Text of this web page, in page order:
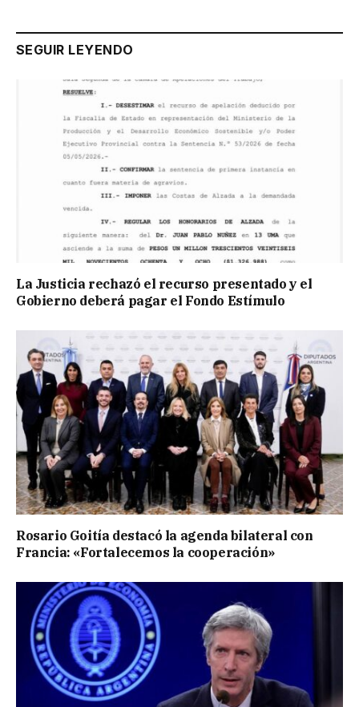
SEGUIR LEYENDO
La Justicia rechazó el recurso presentado y el
Gobierno deberá pagar el Fondo Estímulo
Rosario Goitía destacó la agenda bilateral con
Francia: «Fortalecemos la cooperación»